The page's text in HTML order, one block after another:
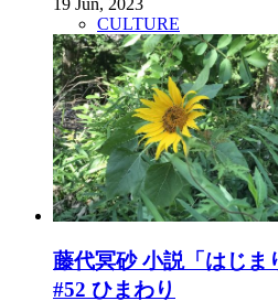
19 Jun, 2023
CULTURE
藤代冥砂 小説「はじ
#52 ひまわり